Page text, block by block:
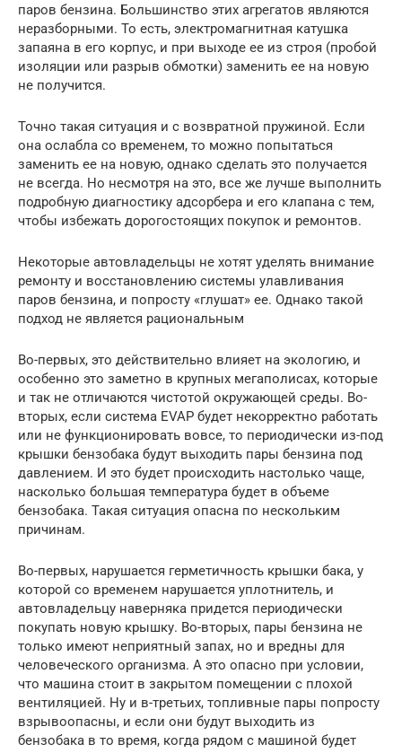
паров бензина. Большинство этих агрегатов являются
неразборными. То есть, электромагнитная катушка
запаяна в его корпус, и при выходе ее из строя (пробой
изоляции или разрыв обмотки) заменить ее на новую
не получится.
Точно такая ситуация и с возвратной пружиной. Если
она ослабла со временем, то можно попытаться
заменить ее на новую, однако сделать это получается
не всегда. Но несмотря на это, все же лучше выполнить
подробную диагностику адсорбера и его клапана с тем,
чтобы избежать дорогостоящих покупок и ремонтов.
Некоторые автовладельцы не хотят уделять внимание
ремонту и восстановлению системы улавливания
паров бензина, и попросту «глушат» ее. Однако такой
подход не является рациональным
Во-первых, это действительно влияет на экологию, и
особенно это заметно в крупных мегаполисах, которые
и так не отличаются чистотой окружающей среды. Во-
вторых, если система EVAP будет некорректно работать
или не функционировать вовсе, то периодически из-под
крышки бензобака будут выходить пары бензина под
давлением. И это будет происходить настолько чаще,
насколько большая температура будет в объеме
бензобака. Такая ситуация опасна по нескольким
причинам.
Во-первых, нарушается герметичность крышки бака, у
которой со временем нарушается уплотнитель, и
автовладельцу наверняка придется периодически
покупать новую крышку. Во-вторых, пары бензина не
только имеют неприятный запах, но и вредны для
человеческого организма. А это опасно при условии,
что машина стоит в закрытом помещении с плохой
вентиляцией. Ну и в-третьих, топливные пары попросту
взрывоопасны, и если они будут выходить из
бензобака в то время, когда рядом с машиной будет